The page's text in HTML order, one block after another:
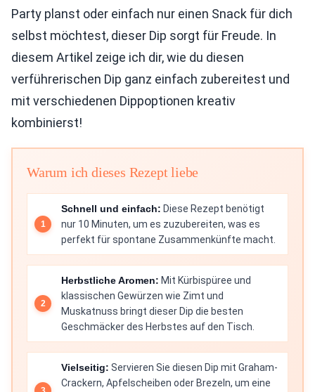
Party planst oder einfach nur einen Snack für dich
selbst möchtest, dieser Dip sorgt für Freude. In
diesem Artikel zeige ich dir, wie du diesen
verführerischen Dip ganz einfach zubereitest und
mit verschiedenen Dippoptionen kreativ
kombinierst!
Warum ich dieses Rezept liebe
Schnell und einfach: Diese Rezept benötigt
nur 10 Minuten, um es zuzubereiten, was es
perfekt für spontane Zusammenkünfte macht.
Herbstliche Aromen: Mit Kürbispüree und
klassischen Gewürzen wie Zimt und
Muskatnuss bringt dieser Dip die besten
Geschmäcker des Herbstes auf den Tisch.
Vielseitig: Servieren Sie diesen Dip mit Graham-
Crackern, Apfelscheiben oder Brezeln, um eine